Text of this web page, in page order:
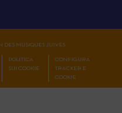
DES MUSIQUES JUIVES
POLITICA
SUI COOKIE
CONFIGURA
TRACKER E
COOKIE